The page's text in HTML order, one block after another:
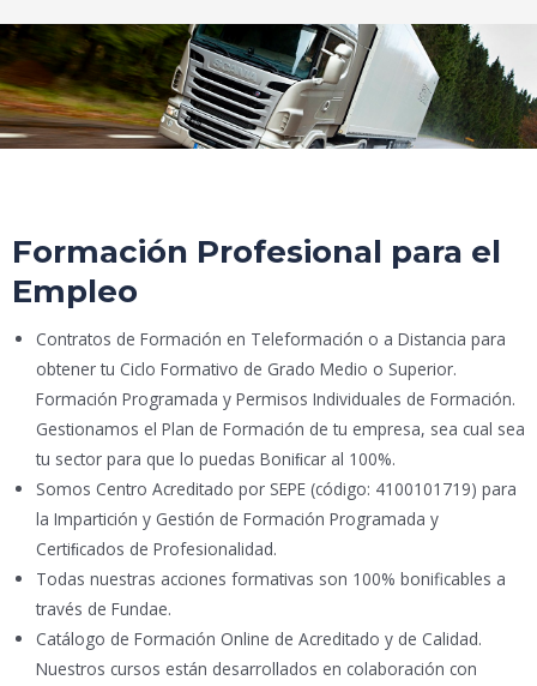
Formación Profesional para el
Empleo
Contratos de Formación en Teleformación o a Distancia para
obtener tu Ciclo Formativo de Grado Medio o Superior.
Formación Programada y Permisos Individuales de Formación.
Gestionamos el Plan de Formación de tu empresa, sea cual sea
tu sector para que lo puedas Boniﬁcar al 100%.
Somos Centro Acreditado por SEPE (código: 4100101719) para
la Impartición y Gestión de Formación Programada y
Certiﬁcados de Profesionalidad.
Todas nuestras acciones formativas son 100% bonificables a
través de Fundae.
Catálogo de Formación Online de Acreditado y de Calidad.
Nuestros cursos están desarrollados en colaboración con